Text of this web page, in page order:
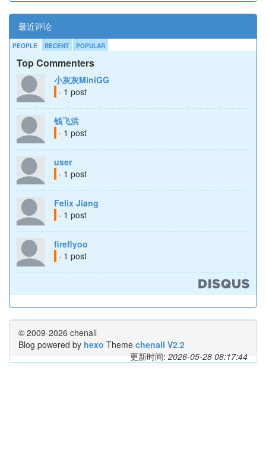
最近评论
PEOPLE RECENT POPULAR
Top Commenters
小灰灰MiniGG
· 1 post
钱飞洪
· 1 post
user
· 1 post
Felix Jiang
· 1 post
fireflyoo
· 1 post
© 2009-2026 chenall
Blog powered by hexo Theme chenall V2.2
更新时间: 2026-05-28 08:17:44